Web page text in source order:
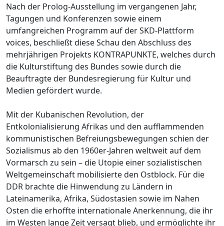
Nach der Prolog-Ausstellung im vergangenen Jahr,
Tagungen und Konferenzen sowie einem
umfangreichen Programm auf der SKD-Plattform
voices, beschließt diese Schau den Abschluss des
mehrjährigen Projekts KONTRAPUNKTE, welches durch
die Kulturstiftung des Bundes sowie durch die
Beauftragte der Bundesregierung für Kultur und
Medien gefördert wurde.
Mit der Kubanischen Revolution, der
Entkolonialisierung Afrikas und den aufflammenden
kommunistischen Befreiungsbewegungen schien der
Sozialismus ab den 1960er-Jahren weltweit auf dem
Vormarsch zu sein – die Utopie einer sozialistischen
Weltgemeinschaft mobilisierte den Ostblock. Für die
DDR brachte die Hinwendung zu Ländern in
Lateinamerika, Afrika, Südostasien sowie im Nahen
Osten die erhoffte internationale Anerkennung, die ihr
im Westen lange Zeit versagt blieb, und ermöglichte ihr